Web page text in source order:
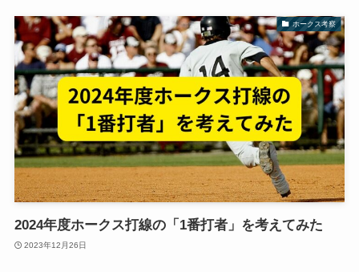
ホークス考察
2024年度ホークス打線の「1番打者」を考えてみた
2023年12月26日